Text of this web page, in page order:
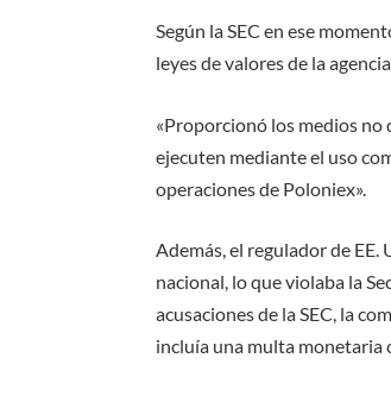
Según la SEC en ese
leyes de valores de la
«Proporcionó los medios no
ejecuten mediante el uso
operaciones de Poloniex».
Además, el regulador de
nacional, lo que violaba la
acusaciones de la SEC, la
incluía una multa monetaria